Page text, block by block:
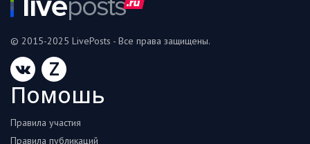
© 2015-2025 LivePosts - Все права защищены.
Z
Помошь
Правила участия
Правила публикаций